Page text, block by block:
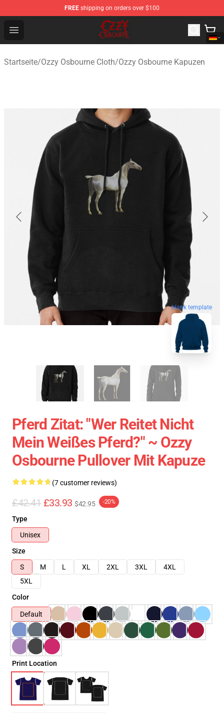
FREE shipping on orders over $100
Open menu
Ozzy Osbourne Store - Official Ozzy Osbourne
Startseite/Ozzy Osbourne Cloth/Ozzy Osbourne Kapuzen
blank template
Pferd Zitat: "Wer Reitet Nicht
Mein Weißes Pferd?" ~ Ozzy
Osbourne Pullover Mit Kapuze
(7 customer reviews)
£42.41 £33.93 $42.95 -20%
Type
Unisex
Size
S
M L XL 2XL 3XL
4XL
5XL
Color
Default
Print Location